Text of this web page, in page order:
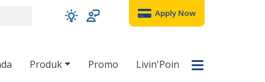
Apply Now
Produk Promo Livin'Poin